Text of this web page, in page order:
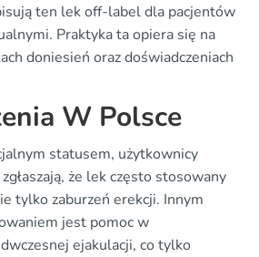
ten lek off-label dla pacjentów
Praktyka ta opiera się na
doniesień oraz doświadczeniach
W Polsce
statusem, użytkownicy
że lek często stosowany
tylko zaburzeń erekcji. Innym
jest pomoc w
ejakulacji, co tylko